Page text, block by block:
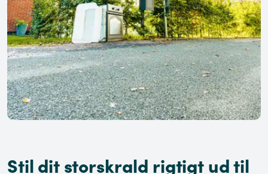
Stil dit storskrald rigtigt ud til